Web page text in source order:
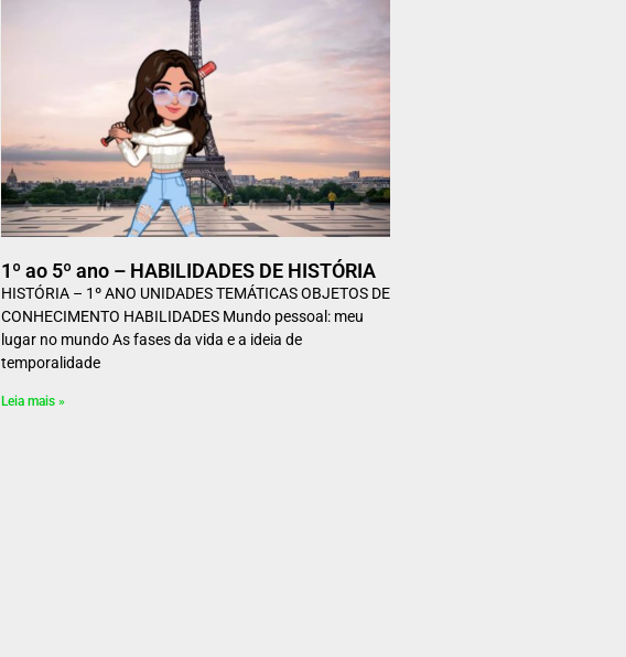
1º ao 5º ano – HABILIDADES DE HISTÓRIA
HISTÓRIA – 1º ANO UNIDADES TEMÁTICAS OBJETOS DE
CONHECIMENTO HABILIDADES Mundo pessoal: meu
lugar no mundo As fases da vida e a ideia de
temporalidade
Leia mais »